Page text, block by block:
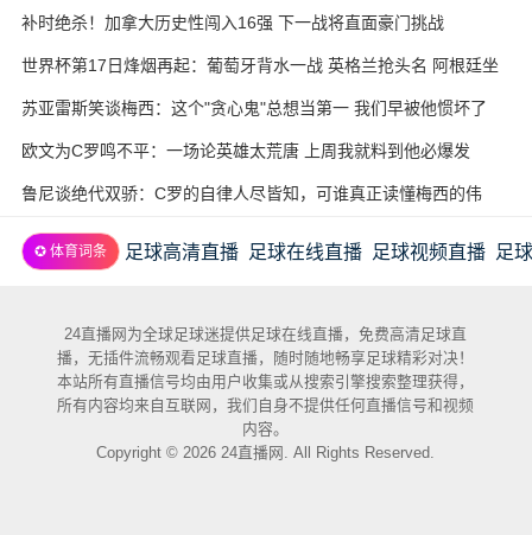
补时绝杀！加拿大历史性闯入16强 下一战将直面豪门挑战
世界杯第17日烽烟再起：葡萄牙背水一战 英格兰抢头名 阿根廷坐
收渔利
苏亚雷斯笑谈梅西：这个"贪心鬼"总想当第一 我们早被他惯坏了
欧文为C罗鸣不平：一场论英雄太荒唐 上周我就料到他必爆发
鲁尼谈绝代双骄：C罗的自律人尽皆知，可谁真正读懂梅西的伟
✪ 体育词条 足球高清直播 足球在线直播 足球视频直播 足
24直播网为全球足球迷提供足球在线直播，免费高清足球直
播，无插件流畅观看足球直播，随时随地畅享足球精彩对决！
本站所有直播信号均由用户收集或从搜索引擎搜索整理获得，
所有内容均来自互联网，我们自身不提供任何直播信号和视频
内容。
Copyright © 2026 24直播网. All Rights Reserved.